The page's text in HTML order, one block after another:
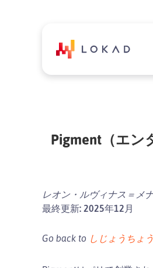
Pigment（エン
レオン・ルヴィナス＝メ
最終更新: 2025年12月
Go back to しじょうちょ